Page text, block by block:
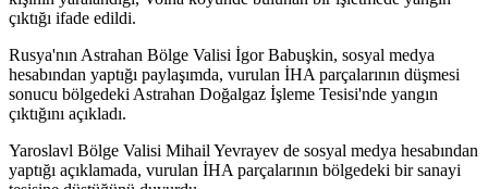
çıktığı ifade edildi.
Rusya'nın Astrahan Bölge Valisi İgor Babuşkin, sosyal medya
hesabından yaptığı paylaşımda, vurulan İHA parçalarının düşmesi
sonucu bölgedeki Astrahan Doğalgaz İşleme Tesisi'nde yangın
çıktığını açıkladı.
Yaroslavl Bölge Valisi Mihail Yevrayev de sosyal medya hesabından
yaptığı açıklamada, vurulan İHA parçalarının bölgedeki bir sanayi